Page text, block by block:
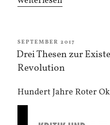
Ökologie
der
Existenz“
VERÖFFENTLICHT
AM
SEPTEMBER 2017
Drei Thesen zur
Revolution
Hundert Jahre Roter